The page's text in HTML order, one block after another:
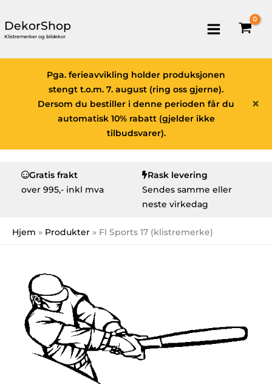
DekorShop
Klistremerker og bildekor
×
Pga. ferieavvikling holder produksjonen
stengt t.o.m. 7. august (ring oss gjerne).
Dersom du bestiller i denne perioden får du
automatisk 10% rabatt (gjelder ikke
tilbudsvarer).
Gratis frakt
over 995,- inkl mva
Rask levering
Sendes samme eller
neste virkedag
Hjem Produkter Fl Sports 17 (klistremerke)